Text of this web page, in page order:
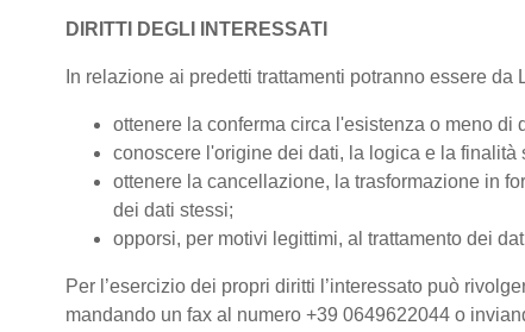
DIRITTI DEGLI INTERESSATI
In relazione ai predetti trattamenti potranno essere
ottenere la conferma circa l'esistenza o meno di
conoscere l'origine dei dati, la logica e la finalità
ottenere la cancellazione, la trasformazione in
dei dati stessi;
opporsi, per motivi legittimi, al trattamento dei
Per l’esercizio dei propri diritti l’interessato può
mandando un fax al numero +39 0649622044 o